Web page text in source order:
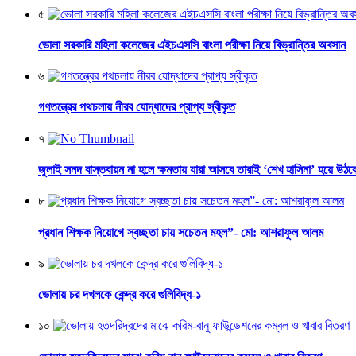
৫
ভোলা সরকারি মহিলা কলেজের এইচএসসি বাংলা পরীক্ষা নিয়ে বিভ্রান্তির অবসান
৬
গণতন্ত্রের পথচলায় নীরব যোদ্ধাদের প্রাপ্য স্বীকৃত
৭
জুলাই সনদ বাস্তবায়ন না হলে ক্ষমতায় যারা আসবে তারাই ‘শেখ হাসিনা’ হয়ে
৮
প্রধান শিক্ষক নিয়োগে স্বচ্ছতা চায় সচেতন মহল”- মো: আশরাফুল আলম
৯
ভোলায় চর দখলকে কেন্দ্র করে গুলিবিদ্ধ-১
১০